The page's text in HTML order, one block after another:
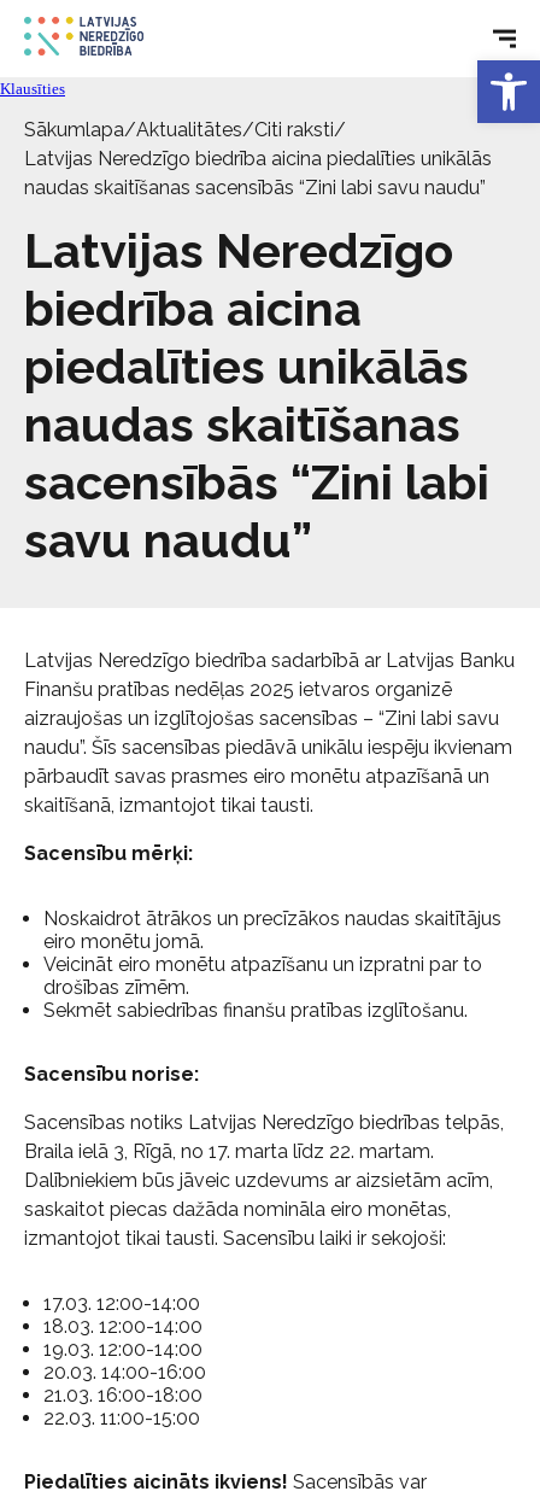
Tehniskie palīglīdzekļi
Aktualitātes
Pakalpojumi
Par biedrību
Kontakti
Klausīties
Sākumlapa/Aktualitātes/Citi raksti/
Latvijas Neredzīgo biedrība aicina piedalīties unikālās
naudas skaitīšanas sacensībās “Zini labi savu naudu”
Latvijas Neredzīgo
biedrība aicina
piedalīties unikālās
naudas skaitīšanas
sacensībās “Zini labi
savu naudu”
Latvijas Neredzīgo biedrība sadarbībā ar Latvijas Banku
Finanšu pratības nedēļas 2025 ietvaros organizē
aizraujošas un izglītojošas sacensības – “Zini labi savu
naudu”. Šīs sacensības piedāvā unikālu iespēju ikvienam
pārbaudīt savas prasmes eiro monētu atpazīšanā un
skaitīšanā, izmantojot tikai tausti.
Sacensību mērķi:
Noskaidrot ātrākos un precīzākos naudas skaitītājus
eiro monētu jomā.
Veicināt eiro monētu atpazīšanu un izpratni par to
drošības zīmēm.
Sekmēt sabiedrības finanšu pratības izglītošanu.
Sacensību norise:
Sacensības notiks Latvijas Neredzīgo biedrības telpās,
Braila ielā 3, Rīgā, no 17. marta līdz 22. martam.
Dalībniekiem būs jāveic uzdevums ar aizsietām acīm,
saskaitot piecas dažāda nomināla eiro monētas,
izmantojot tikai tausti. Sacensību laiki ir sekojoši:
17.03. 12:00-14:00
18.03. 12:00-14:00
19.03. 12:00-14:00
20.03. 14:00-16:00
21.03. 16:00-18:00
22.03. 11:00-15:00
Piedalīties aicināts ikviens! Sacensībās var